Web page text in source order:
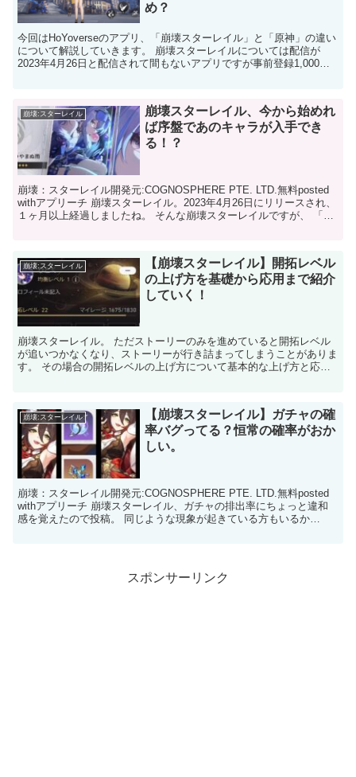
め？
今回はHoYoverseのアプリ、「崩壊スターレイル」と「原神」の違い
について解説していきます。 崩壊スターレイルについては配信が
2023年4月26日と配信されて間もないアプリですが事前登録1,000万
崩壊:スターレイル
崩壊スターレイル、今から始めれ
ば序盤であのキャラが入手でき
る！？
崩壊：スターレイル開発元:COGNOSPHERE PTE. LTD.無料posted
withアプリーチ 崩壊スターレイル。2023年4月26日にリリースされ、
１ヶ月以上経過しましたね。 そんな崩壊スターレイルですが、 「今
崩壊:スターレイル
【崩壊スターレイル】開拓レベル
の上げ方を基礎から応用まで紹介
していく！
崩壊スターレイル。 ただストーリーのみを進めていると開拓レベル
が追いつかなくなり、ストーリーが行き詰まってしまうことがありま
す。 その場合の開拓レベルの上げ方について基本的な上げ方と応用
崩壊:スターレイル
【崩壊スターレイル】ガチャの確
率バグってる？恒常の確率がおか
しい。
崩壊：スターレイル開発元:COGNOSPHERE PTE. LTD.無料posted
withアプリーチ 崩壊スターレイル、ガチャの排出率にちょっと違和
感を覚えたので投稿。 同じような現象が起きている方もいるか
スポンサーリンク